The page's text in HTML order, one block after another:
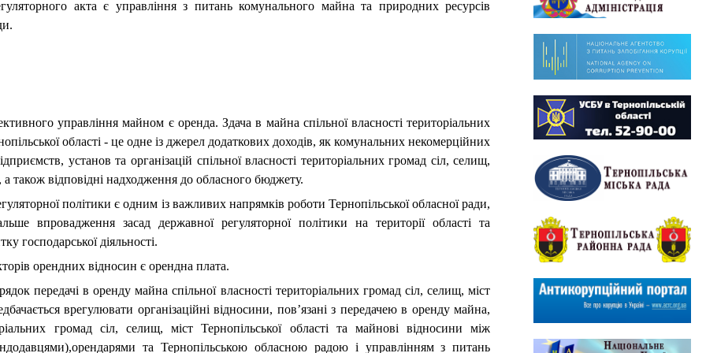
акта є управління з питань комунального майна та природних ресурсів
управління майном є оренда. Здача в майна спільної власності територіальних
області - це одне із джерел додаткових доходів, як комунальних некомерційних
установ та організацій спільної власності територіальних громад сіл, селищ,
а також відповідні надходження до обласного бюджету.
політики є одним із важливих напрямків роботи Тернопільської обласної ради,
впровадження засад державної регуляторної політики на території області та
господарської діяльності.
орендних відносин є орендна плата.
в оренду майна спільної власності територіальних громад сіл, селищ, міст
врегулювати організаційні відносини, пов’язані з передачею в оренду майна,
громад сіл, селищ, міст Тернопільської області та майнові відносини між
та Тернопільською обласною радою і управлінням з питань